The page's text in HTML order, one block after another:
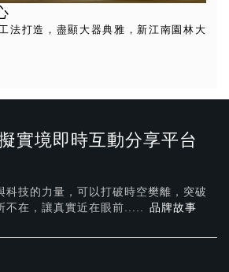
法打造，盡顯大器典雅，新江南園林大
實境即時互動分享平台
科技的力量，可以打破時空樊離，突破
在， 讓真實近在眼前..... 品牌故事